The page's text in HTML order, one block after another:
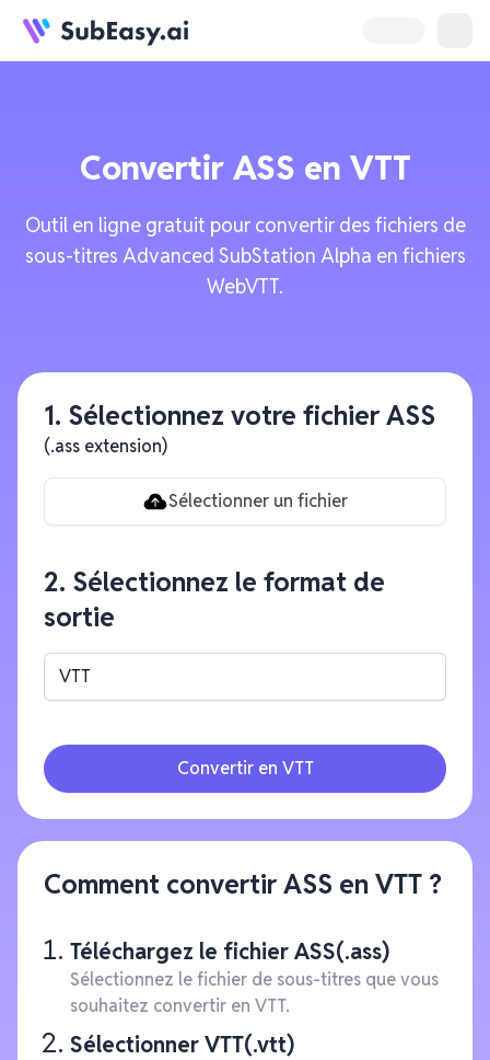
Convertir ASS en VTT
Outil en ligne gratuit pour convertir des fichiers de
sous-titres Advanced SubStation Alpha en fichiers
WebVTT.
1. Sélectionnez votre fichier ASS
(.ass extension)
Sélectionner un fichier
2. Sélectionnez le format de
sortie
VTT
Convertir en VTT
Comment convertir ASS en VTT ?
Téléchargez le fichier ASS(.ass)
Sélectionnez le fichier de sous-titres que vous
souhaitez convertir en VTT.
Sélectionner VTT(.vtt)